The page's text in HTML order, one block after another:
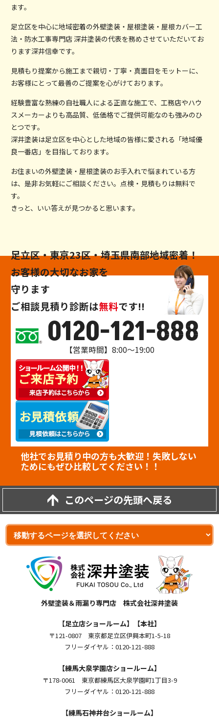
ます。
足立区を中心に地域密着の外壁塗装・屋根塗装・屋根カバー工
法・防水工事専門店 深井塗装の代表を務めさせていただいてお
ります深井信幸です。
見積もり提案から施工まで親切・丁寧・真面目をモットーに、
お客様にとって最善のご提案を心がけております。
経験豊富な熟練の自社職人による正直な施工で、工務店やハウ
スメーカーよりも高品質、低価格でご提供可能なのも強みのひ
とつです。
深井塗装は足立区を中心とした地域の皆様に愛される「地域優
良一番店」を目指しております。
お住まいの外壁塗装・屋根塗装のお手入れで悩まれている方
は、是非お気軽にご相談ください。点検・見積もりは無料で
す。
きっと、いい答えが見つかると思います。
足立区・東京23区・埼玉県南部地域密着！
お客様の大切なお家を
守ります
ご相談見積り診断は無料です!!
0120-121-888
【営業時間】8:00～19:00
他社でお見積り中の方も大歓迎！失敗しない
ためにもぜひ比較してください！！
このページの先頭へ戻る
外壁塗装＆雨漏り専門店 株式会社深井塗装
【足立店ショールーム】【本社】
〒121-0807 東京都足立区伊興本町1-5-18
フリーダイヤル：0120-121-888
【練馬大泉学園店ショールーム】
〒178-0061 東京都練馬区大泉学園町1丁目3-9
フリーダイヤル：0120-121-888
【練馬石神井台ショールーム】